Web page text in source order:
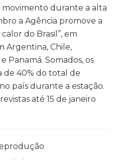
durante a alta
a Agência promove a
do Brasil”, em
Argentina, Chile,
Panamá. Somados, os
de 40% do total de
país durante a estação.
até 15 de janeiro